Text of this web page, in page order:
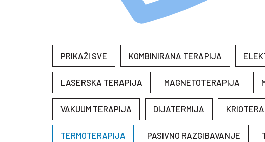
PRIKAŽI SVE KOMBINIRANA TERAPIJA
LASERSKA TERAPIJA MAGNETOTERAPIJA
VAKUUM TERAPIJA DIJATERMIJA
TERMOTERAPIJA PASIVNO RAZGIBAVANJE